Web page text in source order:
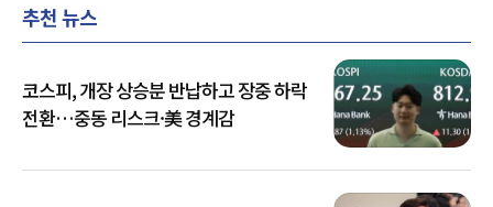
추천 뉴스
코스피, 개장 상승분 반납하고 장중 하락
전환…중동 리스크·美 경계감